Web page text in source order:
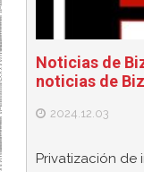
Noticias de
noticias de
2024.12.03
Privatización de